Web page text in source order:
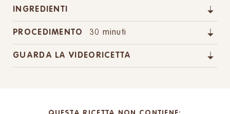
INGREDIENTI
PROCEDIMENTO 30 minuti
GUARDA LA VIDEORICETTA